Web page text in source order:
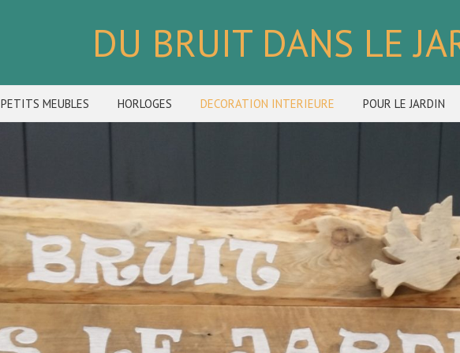
DU BRUIT DANS LE
PETITS MEUBLES HORLOGES DECORATION INTERIEURE POUR LE JARDIN